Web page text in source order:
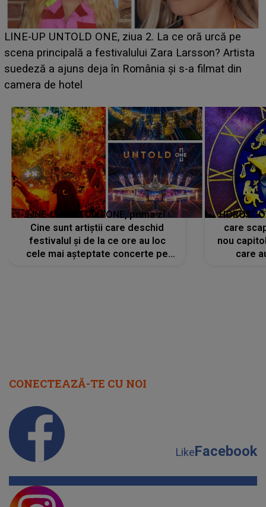
Ce a dezvăluit noua concurentă din "Casa
luat prin surprindere pe Emanuel. CINE ESTE
BĂIATUL VIZAT de Alexandra?! Aflându-se în
faptului împlinit, A RECUNOSCUT IMEDIAT: "Am
LINE-UP UNTOLD ONE, prima zi.
Cine sunt artiștii care deschid
festivalul și de la ce ore au loc
cele mai așteptate concerte pe
care
nou
care
CONECTEAZĂ-TE CU NOI
LikeFacebook